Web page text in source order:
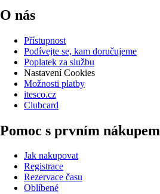
O nás
Přístupnost
Podívejte se, kam doručujeme
Poplatek za službu
Nastavení Cookies
Možnosti platby
itesco.cz
Clubcard
Pomoc s prvním nákupem
Jak nakupovat
Registrace
Rezervace času
Oblíbené